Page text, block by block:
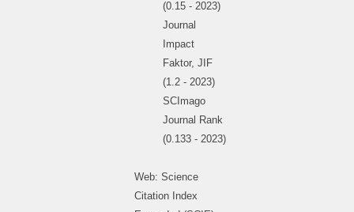
(0.15 - 2023)
Journal
Impact
Faktor, JIF
(1.2 - 2023)
SCImago
Journal Rank
(0.133 - 2023)
Web: Science
Citation Index